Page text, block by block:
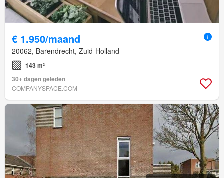
€ 1.950/maand
20062, Barendrecht, Zuid-Holland
143 m²
30+ dagen geleden
COMPANYSPACE.COM